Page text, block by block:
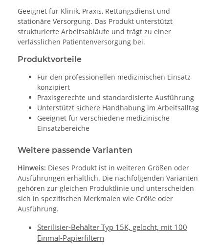
Geeignet für Klinik, Praxis, Rettungsdienst und
stationäre Versorgung. Das Produkt unterstützt
strukturierte Arbeitsabläufe und trägt zu einer
verlässlichen Patientenversorgung bei.
Produktvorteile
Für den professionellen medizinischen Einsatz
konzipiert
Praxisgerechte und standardisierte Ausführung
Unterstützt sichere Handhabung im Arbeitsalltag
Geeignet für verschiedene medizinische
Einsatzbereiche
Weitere passende Varianten
Hinweis: Dieses Produkt ist in weiteren Größen oder
Ausführungen erhältlich. Die nachfolgenden Varianten
gehören zur gleichen Produktlinie und unterscheiden
sich in spezifischen Merkmalen wie Größe oder
Ausführung.
Sterilisier-Behälter Typ 15K, gelocht, mit 100
Einmal-Papierfiltern